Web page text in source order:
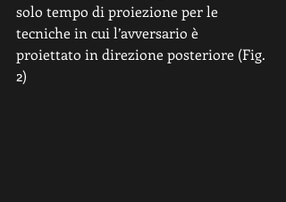
solo tempo di proiezione per le
tecniche in cui l’avversario è
proiettato in direzione posteriore (Fig.
2)